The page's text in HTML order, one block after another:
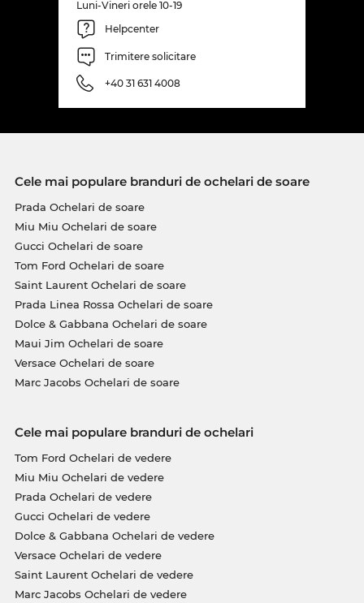
Luni-Vineri orele 10-19
Helpcenter
Trimitere solicitare
+40 31 631 4008
Cele mai populare branduri de ochelari de soare
Prada Ochelari de soare
Miu Miu Ochelari de soare
Gucci Ochelari de soare
Tom Ford Ochelari de soare
Saint Laurent Ochelari de soare
Prada Linea Rossa Ochelari de soare
Dolce & Gabbana Ochelari de soare
Maui Jim Ochelari de soare
Versace Ochelari de soare
Marc Jacobs Ochelari de soare
Cele mai populare branduri de ochelari
Tom Ford Ochelari de vedere
Miu Miu Ochelari de vedere
Prada Ochelari de vedere
Gucci Ochelari de vedere
Dolce & Gabbana Ochelari de vedere
Versace Ochelari de vedere
Saint Laurent Ochelari de vedere
Marc Jacobs Ochelari de vedere